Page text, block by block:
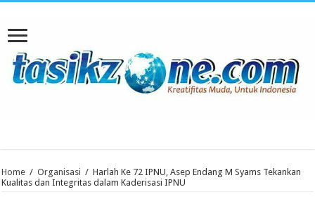
Home / Organisasi / Harlah Ke 72 IPNU, Asep Endang M Syams Tekankan
Kualitas dan Integritas dalam Kaderisasi IPNU